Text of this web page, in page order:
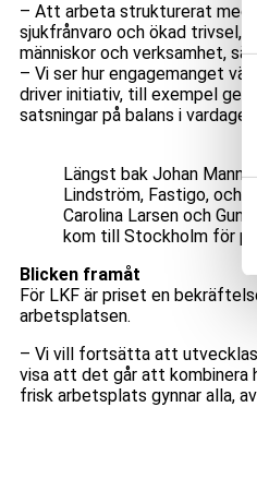
– Att arbeta strukturerat med
sjukfrånvaro och ökad trivsel,
människor och verksamhet,
– Vi ser hur engagemanget
driver initiativ, till exempel
satsningar på balans i vardagen.
Längst bak Johan Mann
Lindström, Fastigo, och
Carolina Larsen och
kom till Stockholm för
Blicken framåt
För LKF är priset en
arbetsplatsen.
– Vi vill fortsätta att
visa att det går att kombinera
frisk arbetsplats gynnar alla,